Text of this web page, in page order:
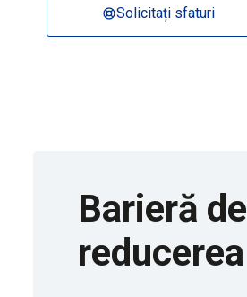
Solicitați sfaturi
Barieră